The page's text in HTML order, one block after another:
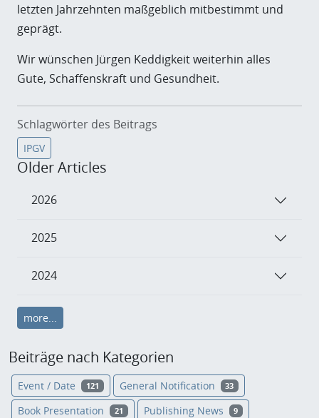
letzten Jahrzehnten maßgeblich mitbestimmt und
geprägt.
Wir wünschen Jürgen Keddigkeit weiterhin alles
Gute, Schaffenskraft und Gesundheit.
Schlagwörter des Beitrags
IPGV
Older Articles
2026
2025
2024
more...
Beiträge nach Kategorien
Event / Date 121 General Notification 33
Book Presentation 21 Publishing News 9